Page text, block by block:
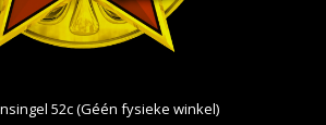
52c (Géén fysieke winkel)